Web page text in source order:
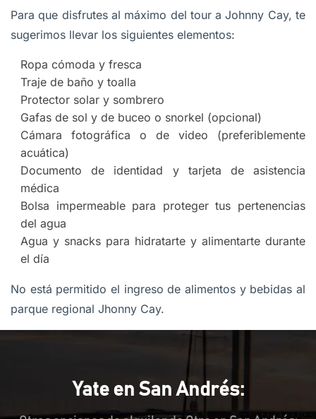
Para que disfrutes al máximo del tour a Johnny Cay, te
sugerimos llevar los siguientes elementos:
Ropa cómoda y fresca
Traje de baño y toalla
Protector solar y sombrero
Gafas de sol y de buceo o snorkel (opcional)
Cámara fotográfica o de video (preferiblemente
acuática)
Documento de identidad y tarjeta de asistencia
médica
Bolsa impermeable para proteger tus pertenencias
del agua
Agua y snacks para hidratarte y alimentarte durante
el día
No está permitido el ingreso de alimentos y bebidas al
parque regional Jhonny Cay.
Yate en San Andrés: